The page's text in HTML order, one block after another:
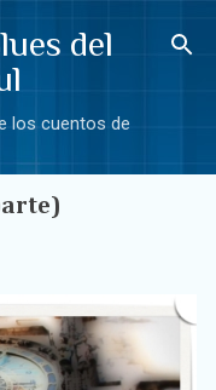
del
los cuentos de